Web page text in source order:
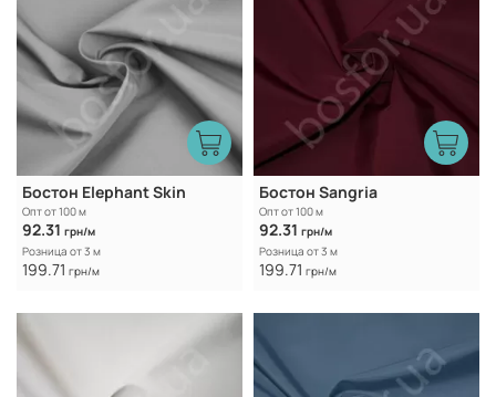
Бостон Elephant Skin
Опт от 100 м
92.31 грн/м
Розница от 3 м
199.71 грн/м
Бостон Sangria
Опт от 100 м
92.31 грн/м
Розница от 3 м
199.71 грн/м